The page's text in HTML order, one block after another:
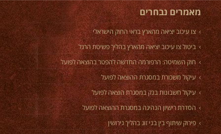
מאמרים נבחרים
צו עיכוב יציאה מהארץ בראי החוק הישראלי
ביטול צו עיכוב יציאה מהארץ בהליך פשיטת הרגל
חוק השמיטה: הרפורמה החדשה להפטר בהוצאה לפועל
עיקול משכורת במסגרת ההוצאה לפועל
עיקול חשבונות בנק במסגרת הוצאה לפועל
הסדרת רישיון הנהיגה במסגרת ההוצאה לפועל
פירוק שיתוף בין בני זוג בהליך גירושין